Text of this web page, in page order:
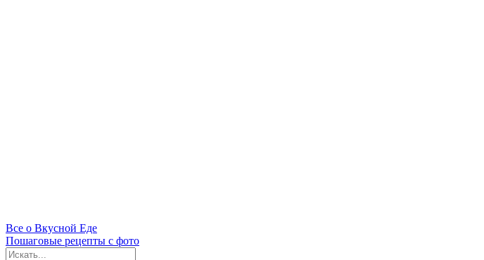
Все о Вкусной Еде
Пошаговые рецепты с фото